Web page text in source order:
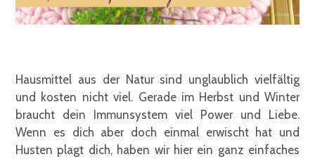
Hausmittel aus der Natur sind unglaublich vielfältig
und kosten nicht viel. Gerade im Herbst und Winter
braucht dein Immunsystem viel Power und Liebe.
Wenn es dich aber doch einmal erwischt hat und
Husten plagt dich, haben wir hier ein ganz einfaches